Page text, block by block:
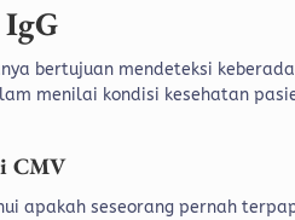
bertujuan mendeteksi
menilai kondisi kesehatan
CMV
apakah seseorang pernah